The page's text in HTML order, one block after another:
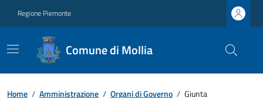
Regione Piemonte
Comune di Mollia
Home / Amministrazione / Organi di Governo / Giunta